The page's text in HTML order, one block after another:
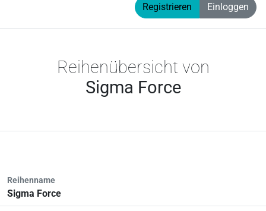
Registrieren Einloggen
Reihenübersicht von
Sigma Force
Reihenname
Sigma Force